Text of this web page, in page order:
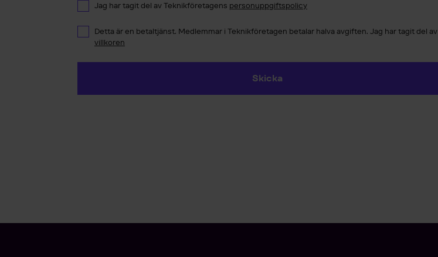
Jag har tagit del av Teknikföretagens personuppgiftspolicy
Detta är en betaltjänst. Medlemmar i Teknikföretagen betalar halva avgiften. Jag har tagit del av
villkoren
Skicka